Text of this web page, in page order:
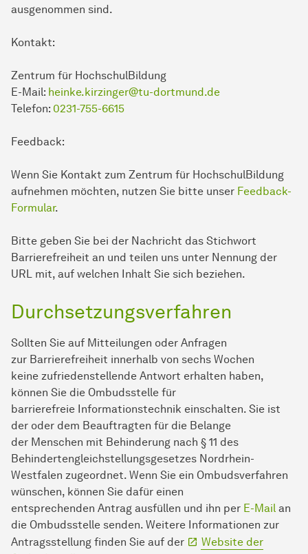
ausgenommen sind.
Kontakt:
Zentrum für HochschulBildung
E-Mail: heinke.kirzinger@tu-dortmund.de
Telefon: 0231-755-6615
Feedback:
Wenn Sie Kontakt zum Zentrum für HochschulBildung
aufnehmen möchten, nutzen Sie bitte unser Feedback-
Formular.
Bitte geben Sie bei der Nachricht das Stichwort
Barrierefreiheit an und teilen uns unter Nennung der
URL mit, auf welchen Inhalt Sie sich beziehen.
Durchsetzungsverfahren
Sollten Sie auf Mitteilungen oder Anfragen
zur Barrierefreiheit innerhalb von sechs Wochen
keine zufriedenstellende Antwort erhalten haben,
können Sie die Ombudsstelle für
barrierefreie Informationstechnik einschalten. Sie ist
der oder dem Beauftragten für die Belange
der Menschen mit Behinderung nach § 11 des
Behindertengleichstellungsgesetzes Nordrhein-
Westfalen zugeordnet. Wenn Sie ein Ombudsverfahren
wünschen, können Sie dafür einen
entsprechenden Antrag ausfüllen und ihn per E-Mail an
die Ombudsstelle senden. Weitere Informationen zur
Antragsstellung finden Sie auf der
Website der